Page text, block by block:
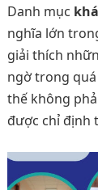
Danh mục
nghĩa lớn
giải thích
ngờ trong
thế không
được chỉ định